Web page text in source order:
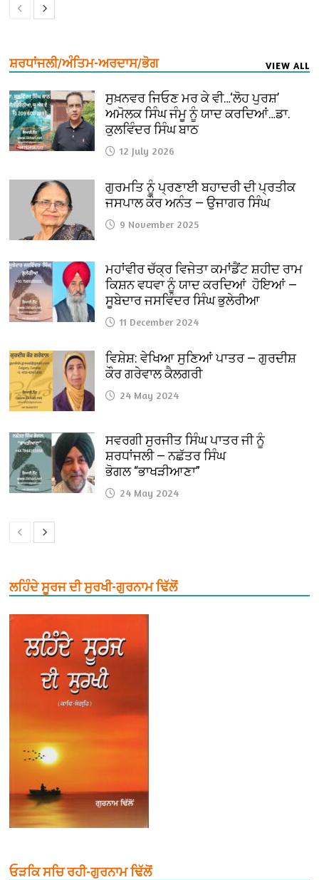
ਸ਼ਰਧਾਂਜਲੀ/ਅੰਤਿਮ-ਅਰਦਾਸ/ਭੋਗ VIEW ALL
ਸੁਖ਼ਨਵਰ ਜਿਓਣ ਮਰ ਕੇ ਵੀ…‘ਲੋਹ ਪੁਰਸ਼’
ਅਮੋਲਕ ਸਿੰਘ ਜੰਮੂ ਨੂੰ ਯਾਦ ਕਰਦਿਆਂ…ਡਾ.
ਕੁਲਵਿੰਦਰ ਸਿੰਘ ਬਾਠ
12 July 2026
ਗੁਰਮਤਿ ਨੂੰ ਪ੍ਰਣਾਈ ਬਹਾਦਰੀ ਦੀ ਪ੍ਰਤੀਕ
ਜਸਪਾਲ ਕੌਰ ਅਨੰਤ — ਉਜਾਗਰ ਸਿੰਘ
9 November 2025
ਮਹਾਂਵੀਰ ਚੱਕ੍ਰ ਵਿਜੇਤਾ ਕਮਾਂਡੈਂਟ ਸ਼ਹੀਦ ਰਾਮ
ਕਿਸ਼ਨ ਵਧਵਾ ਨੂੰ ਯਾਦ ਕਰਦਿਆਂ ਹੋਇਆਂ —
ਸੂਬੇਦਾਰ ਜਸਵਿੰਦਰ ਸਿੰਘ ਭੁਲੇਰੀਆ
11 December 2024
ਵਿਸ਼ੇਸ਼: ਵੇਖਿਆ ਸੁਣਿਆਂ ਪਾਤਰ — ਗੁਰਦੀਸ਼
ਕੌਰ ਗਰੇਵਾਲ ਕੈਲਗਰੀ
24 May 2024
ਸਵਰਗੀ ਸੁਰਜੀਤ ਸਿੰਘ ਪਾਤਰ ਜੀ ਨੂੰ
ਸ਼ਰਧਾਂਜਲੀ — ਨਛੱਤਰ ਸਿੰਘ
ਭੋਗਲ “ਭਾਖੜੀਆਣਾ”
24 May 2024
ਲਹਿੰਦੇ ਸੂਰਜ ਦੀ ਸੁਰਖੀ-ਗੁਰਨਾਮ ਢਿੱਲੋਂ
ਓੜਕਿ ਸਚਿ ਰਹੀ-ਗੁਰਨਾਮ ਢਿੱਲੋਂ